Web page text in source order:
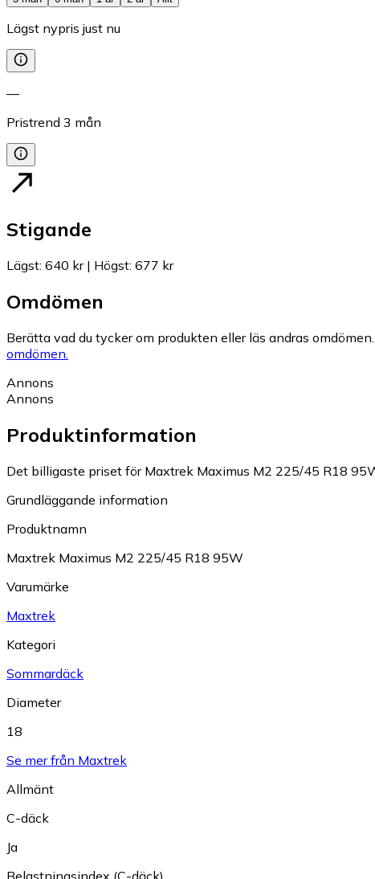
Lägst nypris just nu
—
Pristrend 3 mån
Stigande
Lägst: 640 kr| Högst: 677 kr
Omdömen
Berätta vad du tycker om produkten eller läs andras
omdömen.
Annons
Annons
Produktinformation
Det billigaste priset för Maxtrek Maximus M2 225/45 R18
Grundläggande information
Produktnamn
Maxtrek Maximus M2 225/45 R18 95W
Varumärke
Maxtrek
Kategori
Sommardäck
Diameter
18
Se mer från Maxtrek
Allmänt
C-däck
Ja
Belastningsindex (C-däck)